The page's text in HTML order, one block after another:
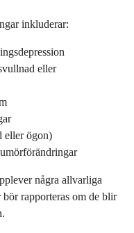
inkluderar:
eller
eller ögon)
några allvarliga
rapporteras om de blir